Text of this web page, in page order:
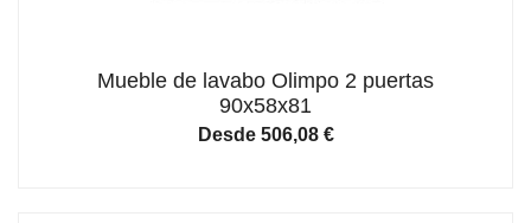
Mueble de lavabo Olimpo 2 puertas
90x58x81
Desde 506,08 €